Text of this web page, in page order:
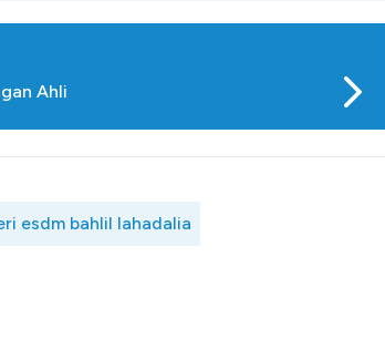
Ahli
esdm bahlil lahadalia